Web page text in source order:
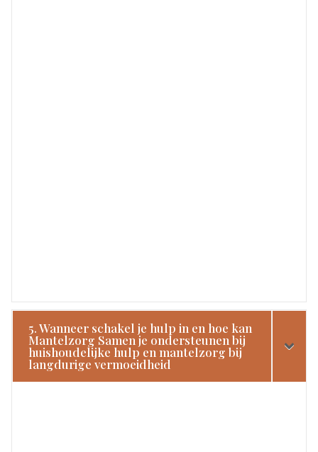
5. Wanneer schakel je hulp in en hoe kan
Mantelzorg Samen je ondersteunen bij
huishoudelijke hulp en mantelzorg bij
langdurige vermoeidheid